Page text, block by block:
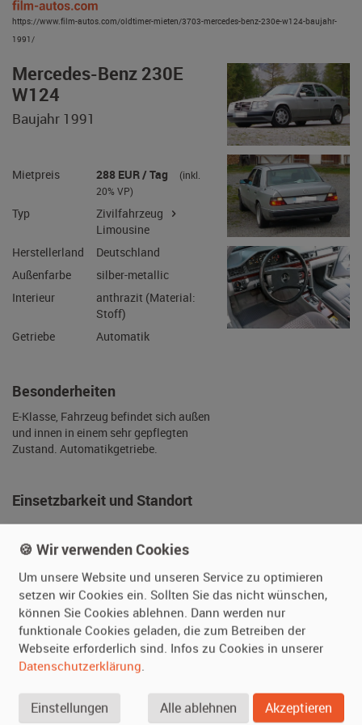
https://www.film-autos.com/oldtimer-mieten/3703-mercedes-benz-230e-w124-baujahr-
1991/
Mercedes-Benz 230E
W124
Baujahr 1991
288 EUR / Tag
20% VP)
Zivilfahrzeug
Limousine
Herstellerland
Deutschland
Außenfarbe
silber-metallic
Interieur
anthrazit (Material:
Besonderheiten
Zustand. Automatikgetriebe.
Einsetzbarkeit und Standort
Zustand
kleinere bis
mittlere
Gebrauchsspuren
Fahrbereit
ja
Daueranmeldung
ja
Standort
Sachsen-Anhalt
(Deutschland)
🍪 Wir verwenden Cookies
Um unsere Website und unseren Service zu optimieren
setzen wir Cookies ein. Sollten Sie das nicht wünschen,
können Sie Cookies ablehnen. Dann werden nur
funktionale Cookies geladen, die zum Betreiben der
Webseite erforderlich sind. Infos zu Cookies in unserer
Datenschutzerklärung.
Einstellungen Alle ablehnen Akzeptieren